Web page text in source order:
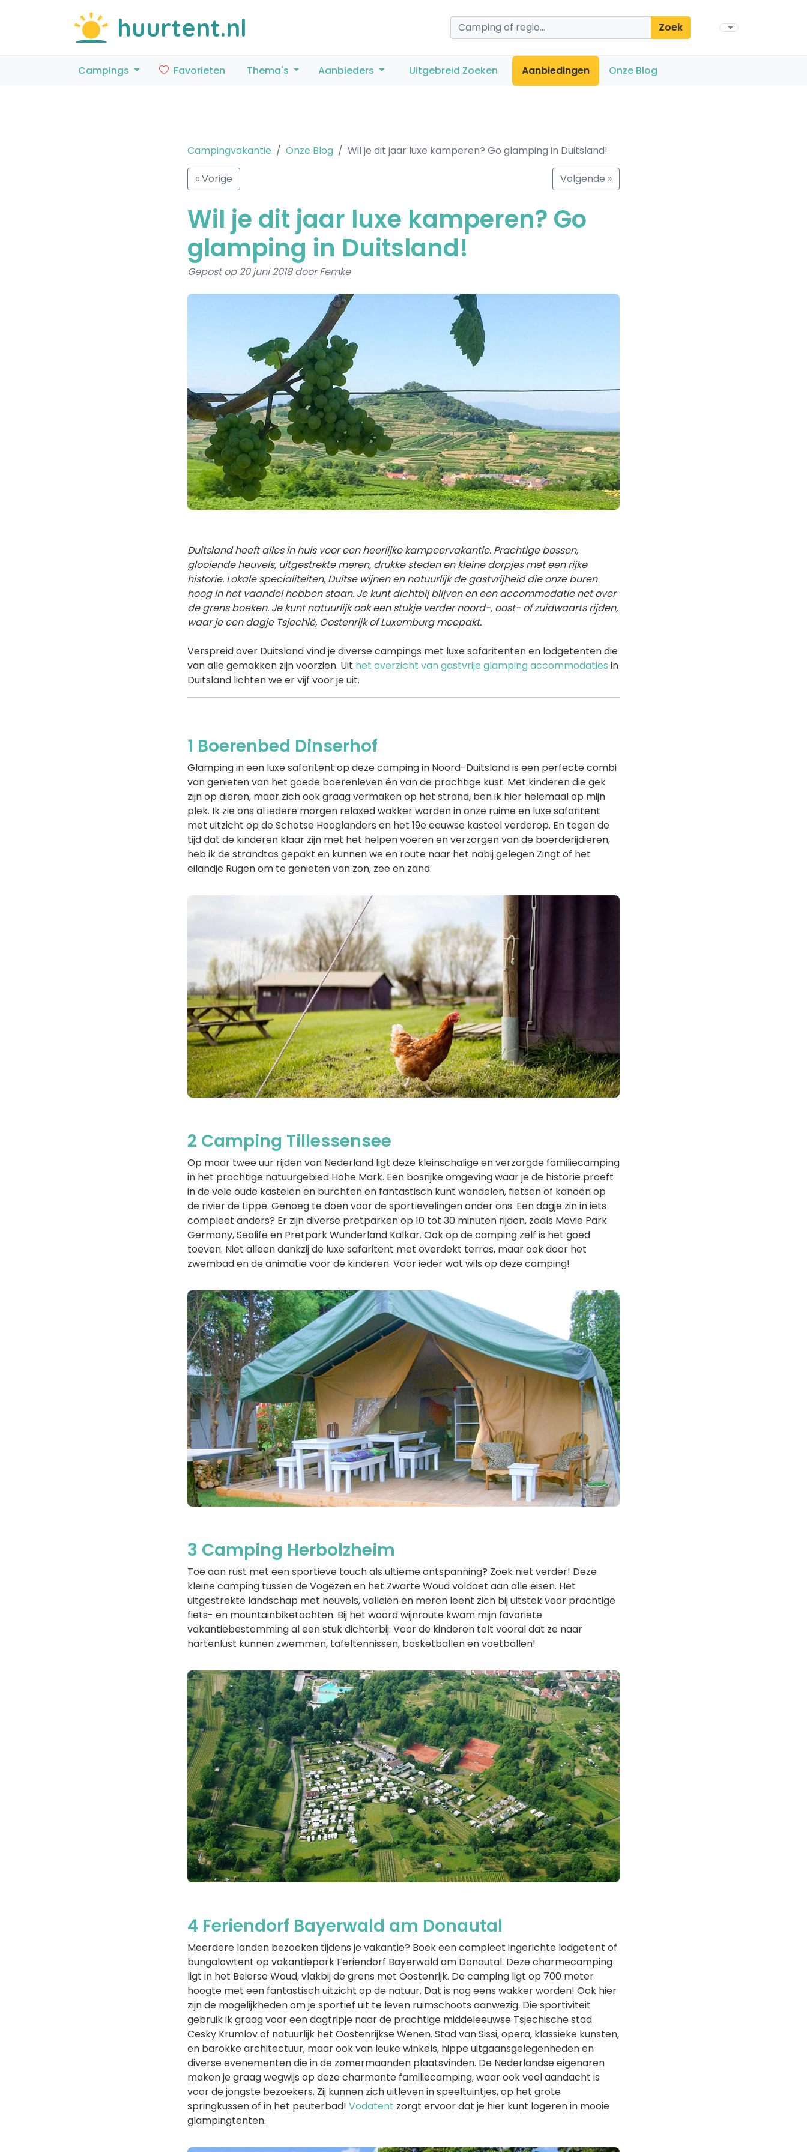
huurtent.nl Zoek
Campings Favorieten Thema's Aanbieders Uitgebreid Zoeken Aanbiedingen Onze Blog
Campingvakantie Onze Blog Wil je dit jaar luxe kamperen? Go glamping in Duitsland!
« Vorige Volgende »
Wil je dit jaar luxe kamperen? Go
glamping in Duitsland!
Gepost op 20 juni 2018 door Femke
Duitsland heeft alles in huis voor een heerlijke kampeervakantie. Prachtige bossen,
glooiende heuvels, uitgestrekte meren, drukke steden en kleine dorpjes met een rijke
historie. Lokale specialiteiten, Duitse wijnen en natuurlijk de gastvrijheid die onze buren
hoog in het vaandel hebben staan. Je kunt dichtbij blijven en een accommodatie net over
de grens boeken. Je kunt natuurlijk ook een stukje verder noord-, oost- of zuidwaarts rijden,
waar je een dagje Tsjechië, Oostenrijk of Luxemburg meepakt.
Verspreid over Duitsland vind je diverse campings met luxe safaritenten en lodgetenten die
van alle gemakken zijn voorzien. Uit het overzicht van gastvrije glamping accommodaties in
Duitsland lichten we er vijf voor je uit.
1 Boerenbed Dinserhof
Glamping in een luxe safaritent op deze camping in Noord-Duitsland is een perfecte combi
van genieten van het goede boerenleven én van de prachtige kust. Met kinderen die gek
zijn op dieren, maar zich ook graag vermaken op het strand, ben ik hier helemaal op mijn
plek. Ik zie ons al iedere morgen relaxed wakker worden in onze ruime en luxe safaritent
met uitzicht op de Schotse Hooglanders en het 19e eeuwse kasteel verderop. En tegen de
tijd dat de kinderen klaar zijn met het helpen voeren en verzorgen van de boerderijdieren,
heb ik de strandtas gepakt en kunnen we en route naar het nabij gelegen Zingt of het
eilandje Rügen om te genieten van zon, zee en zand.
2 Camping Tillessensee
Op maar twee uur rijden van Nederland ligt deze kleinschalige en verzorgde familiecamping
in het prachtige natuurgebied Hohe Mark. Een bosrijke omgeving waar je de historie proeft
in de vele oude kastelen en burchten en fantastisch kunt wandelen, fietsen of kanoën op
de rivier de Lippe. Genoeg te doen voor de sportievelingen onder ons. Een dagje zin in iets
compleet anders? Er zijn diverse pretparken op 10 tot 30 minuten rijden, zoals Movie Park
Germany, Sealife en Pretpark Wunderland Kalkar. Ook op de camping zelf is het goed
toeven. Niet alleen dankzij de luxe safaritent met overdekt terras, maar ook door het
zwembad en de animatie voor de kinderen. Voor ieder wat wils op deze camping!
3 Camping Herbolzheim
Toe aan rust met een sportieve touch als ultieme ontspanning? Zoek niet verder! Deze
kleine camping tussen de Vogezen en het Zwarte Woud voldoet aan alle eisen. Het
uitgestrekte landschap met heuvels, valleien en meren leent zich bij uitstek voor prachtige
fiets- en mountainbiketochten. Bij het woord wijnroute kwam mijn favoriete
vakantiebestemming al een stuk dichterbij. Voor de kinderen telt vooral dat ze naar
hartenlust kunnen zwemmen, tafeltennissen, basketballen en voetballen!
4 Feriendorf Bayerwald am Donautal
Meerdere landen bezoeken tijdens je vakantie? Boek een compleet ingerichte lodgetent of
bungalowtent op vakantiepark Feriendorf Bayerwald am Donautal. Deze charmecamping
ligt in het Beierse Woud, vlakbij de grens met Oostenrijk. De camping ligt op 700 meter
hoogte met een fantastisch uitzicht op de natuur. Dat is nog eens wakker worden! Ook hier
zijn de mogelijkheden om je sportief uit te leven ruimschoots aanwezig. Die sportiviteit
gebruik ik graag voor een dagtripje naar de prachtige middeleeuwse Tsjechische stad
Cesky Krumlov of natuurlijk het Oostenrijkse Wenen. Stad van Sissi, opera, klassieke kunsten,
en barokke architectuur, maar ook van leuke winkels, hippe uitgaansgelegenheden en
diverse evenementen die in de zomermaanden plaatsvinden. De Nederlandse eigenaren
maken je graag wegwijs op deze charmante familiecamping, waar ook veel aandacht is
voor de jongste bezoekers. Zij kunnen zich uitleven in speeltuintjes, op het grote
springkussen of in het peuterbad! Vodatent zorgt ervoor dat je hier kunt logeren in mooie
glampingtenten.